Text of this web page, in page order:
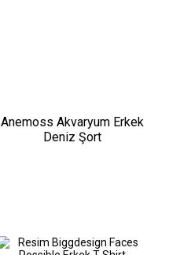
Anemoss Akvaryum Erkek
Deniz Şort